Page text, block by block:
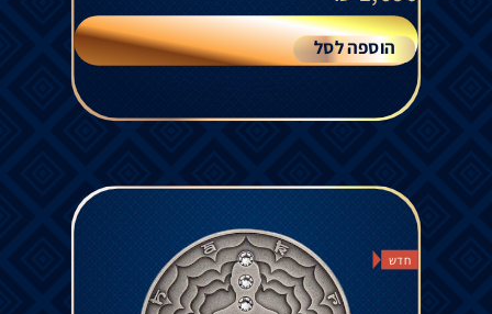
הוספה לסל
חדש